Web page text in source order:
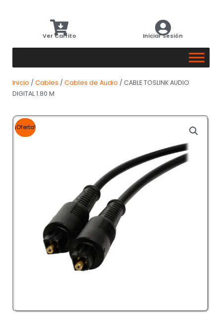
Ver Carrito Iniciar Sesión
Inicio / Cables / Cables de Audio / CABLE TOSLINK AUDIO
DIGITAL 1.80 M
¡Oferta!